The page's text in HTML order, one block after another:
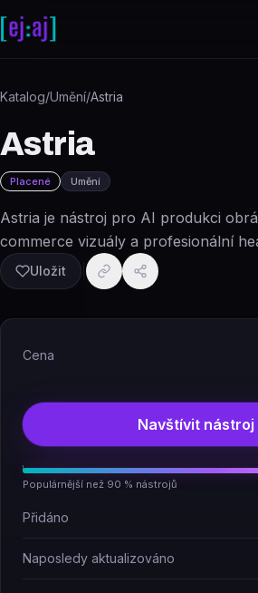
Katalog/Umění/Astria
Astria
Placené Umění
Astria je nástroj pro AI produkci
commerce vizuály a profesionální
Uložit
Cena
Navštívit nástroj
Populárnější než 90 % nástrojů
Přidáno
Naposledy aktualizováno